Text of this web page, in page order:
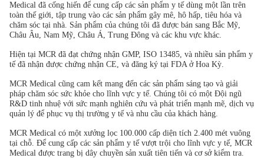
Medical đã cống hiến để cung cấp các sản phẩm y tế dùng một lần trên
toàn thế giới, tập trung vào các sản phẩm gây mê, hô hấp, tiêu hóa và
chăm sóc tại nhà. Sản phẩm của chúng tôi đã được bán sang Bắc Mỹ,
Châu Âu, Nam Mỹ, Châu Á, Trung Đông và các khu vực khác.
Hiện tại MCR đã đạt chứng nhận GMP, ISO 13485, và nhiều sản phẩm y
tế đã nhận được chứng nhận CE, và đăng ký tại FDA ở Hoa Kỳ.
MCR Medical cũng cam kết mang đến các sản phẩm sáng tạo và giải
pháp chăm sóc sức khỏe cho lĩnh vực y tế. Chúng tôi có một Đội ngũ
R&D tinh nhuệ với sức mạnh nghiên cứu và phát triển mạnh mẽ, dịch vụ
quản lý để phục vụ thị trường y tế và nhu cầu của khách hàng.
MCR Medical có một xưởng lọc 100.000 cấp diện tích 2.400 mét vuông
tại chỗ. Để cung cấp các sản phẩm y tế vượt trội cho lĩnh vực y tế, MCR
Medical được trang bị dây chuyền sản xuất tiên tiến và cơ sở kiểm tra.